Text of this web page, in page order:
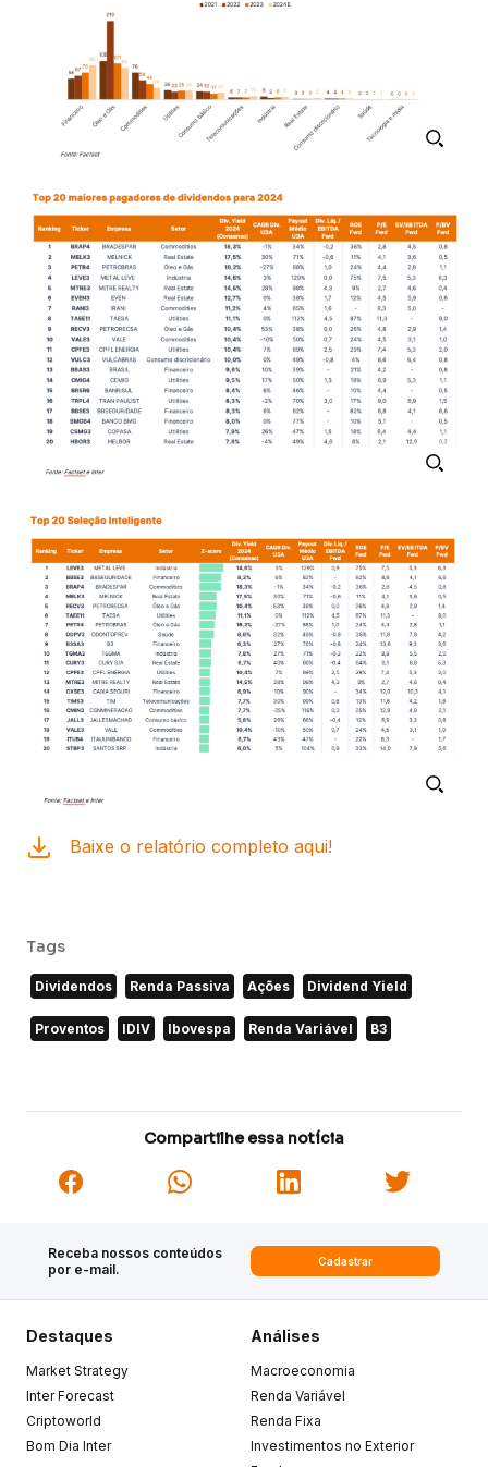
Baixe o relatório completo aqui!
Tags
Dividendos Renda Passiva Ações Dividend Yield
Proventos IDIV Ibovespa Renda Variável B3
Compartilhe essa notícia
Receba nossos conteúdos
por e-mail.
Cadastrar
Destaques
Market Strategy
Inter Forecast
Criptoworld
Bom Dia Inter
Análises
Macroeconomia
Renda Variável
Renda Fixa
Investimentos no Exterior